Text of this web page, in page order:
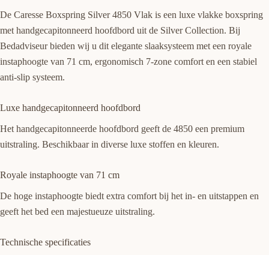
De Caresse Boxspring Silver 4850 Vlak is een luxe vlakke boxspring
met handgecapitonneerd hoofdbord uit de Silver Collection. Bij
Bedadviseur bieden wij u dit elegante slaaksysteem met een royale
instaphoogte van 71 cm, ergonomisch 7-zone comfort en een stabiel
anti-slip systeem.
Luxe handgecapitonneerd hoofdbord
Het handgecapitonneerde hoofdbord geeft de 4850 een premium
uitstraling. Beschikbaar in diverse luxe stoffen en kleuren.
Royale instaphoogte van 71 cm
De hoge instaphoogte biedt extra comfort bij het in- en uitstappen en
geeft het bed een majestueuze uitstraling.
Technische specificaties